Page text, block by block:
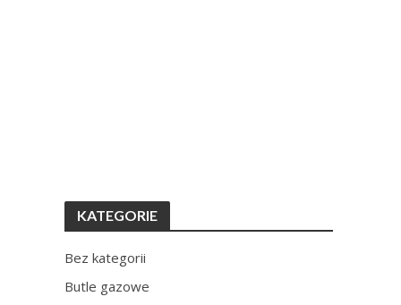
KATEGORIE
Bez kategorii
Butle gazowe